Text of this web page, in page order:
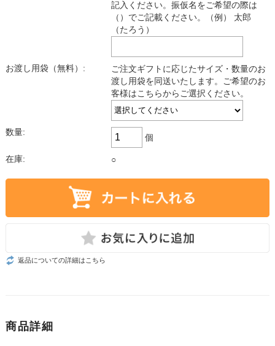
記入ください。振仮名をご希望の際は
（）でご記載ください。（例） 太郎
（たろう）
お渡し用袋（無料）:
ご注文ギフトに応じたサイズ・数量のお
渡し用袋を同送いたします。ご希望のお
客様はこちらからご選択ください。
数量:
個
在庫: ○
返品についての詳細はこちら
商品詳細